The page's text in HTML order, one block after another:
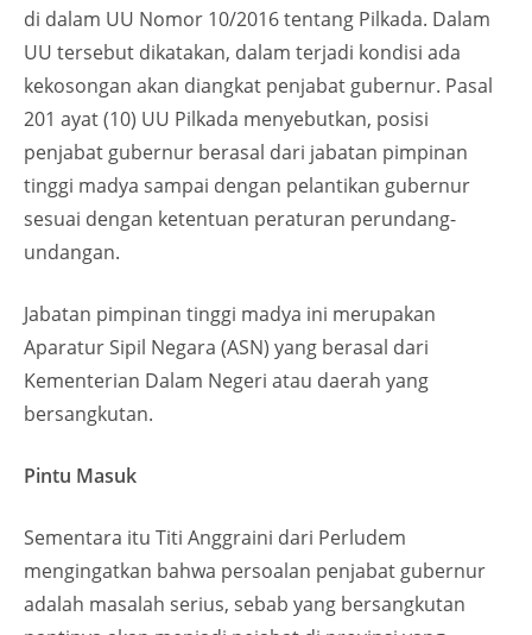
di dalam UU Nomor 10/2016 tentang Pilkada. Dalam
UU tersebut dikatakan, dalam terjadi kondisi ada
kekosongan akan diangkat penjabat gubernur. Pasal
201 ayat (10) UU Pilkada menyebutkan, posisi
penjabat gubernur berasal dari jabatan pimpinan
tinggi madya sampai dengan pelantikan gubernur
sesuai dengan ketentuan peraturan perundang-
undangan.
Jabatan pimpinan tinggi madya ini merupakan
Aparatur Sipil Negara (ASN) yang berasal dari
Kementerian Dalam Negeri atau daerah yang
bersangkutan.
Pintu Masuk
Sementara itu Titi Anggraini dari Perludem
mengingatkan bahwa persoalan penjabat gubernur
adalah masalah serius, sebab yang bersangkutan